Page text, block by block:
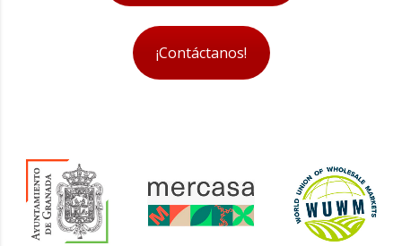
¡Contáctanos!